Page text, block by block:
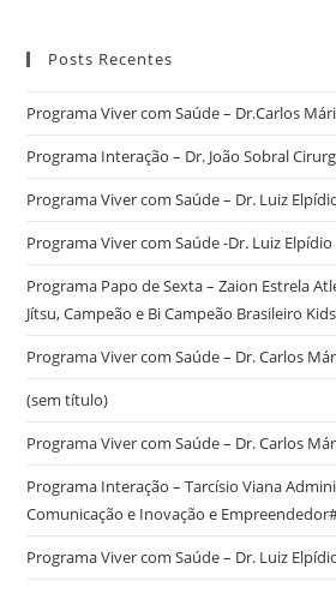
Posts Recentes
Programa Viver com Saúde – Dr.Carlos
Programa Interação – Dr. João Sobral
Programa Viver com Saúde – Dr. Luiz
Programa Viver com Saúde -Dr. Luiz
Programa Papo de Sexta – Zaion Estrela
Jítsu, Campeão e Bi Campeão Brasileiro
Programa Viver com Saúde – Dr. Carlos
(sem título)
Programa Viver com Saúde – Dr. Carlos
Programa Interação – Tarcísio Viana
Comunicação e Inovação e
Programa Viver com Saúde – Dr. Luiz